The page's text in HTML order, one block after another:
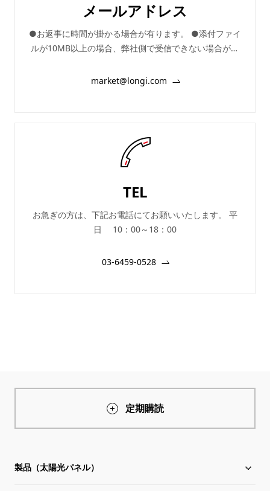
メールアドレス
●お返事に時間が掛かる場合が有ります。 ●添付ファイ
ルが10MB以上の場合、弊社側で受信できない場合が有
販促関係など)でのEメールの利用は厳にお控えくださ
market@longi.com
TEL
お急ぎの方は、下記お電話にてお願いいたします。 平
日 10：00～18：00
03-6459-0528
定期購読
製品（太陽光パネル）